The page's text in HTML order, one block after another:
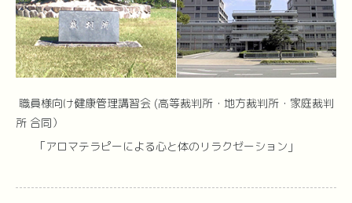
職員様向け健康管理講習会 (高等裁判所・地方裁判所・家庭裁判
所 合同）
「アロマテラピーによる心と体のリラクゼーション」